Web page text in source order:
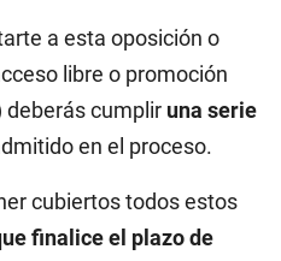
a esta oposición o
libre o promoción
cumplir una serie
en el proceso.
cubiertos todos estos
finalice el plazo de